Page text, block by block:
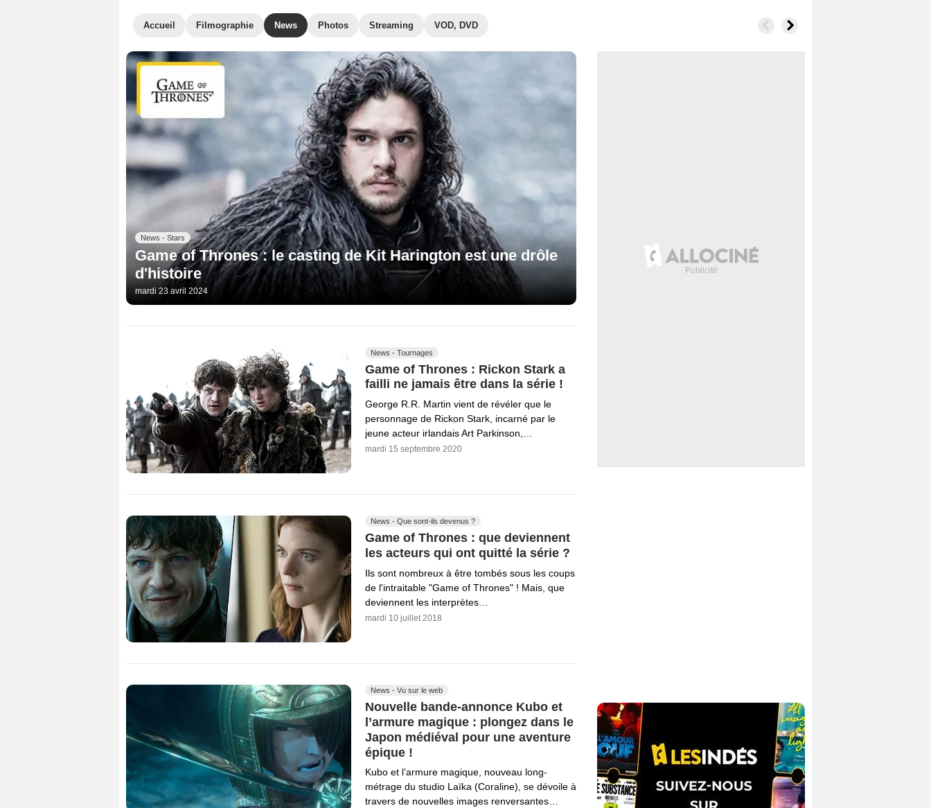
Accueil Filmographie News Photos Streaming VOD, DVD
News - Stars
Game of Thrones : le casting de Kit Harington est une drôle
d'histoire
mardi 23 avril 2024
News - Tournages
Game of Thrones : Rickon Stark a
failli ne jamais être dans la série !
George R.R. Martin vient de révéler que le
personnage de Rickon Stark, incarné par le
jeune acteur irlandais Art Parkinson,…
mardi 15 septembre 2020
News - Que sont-ils devenus ?
Game of Thrones : que deviennent
les acteurs qui ont quitté la série ?
Ils sont nombreux à être tombés sous les coups
de l'intraitable "Game of Thrones" ! Mais, que
deviennent les interprètes…
mardi 10 juillet 2018
News - Vu sur le web
Nouvelle bande-annonce Kubo et
l’armure magique : plongez dans le
Japon médiéval pour une aventure
épique !
Kubo et l’armure magique, nouveau long-
métrage du studio Laïka (Coraline), se dévoile à
travers de nouvelles images renversantes…